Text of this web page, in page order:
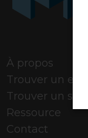
À propos
Trouver un
Trouver un
Ressource
Contact